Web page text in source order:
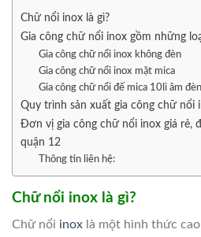
Chữ nổi inox là gì?
Gia công chữ nổi inox gồm những
Gia công chữ nổi inox không đèn
Gia công chữ nổi inox mặt mica
Gia công chữ nổi đế mica 10li âm
Quy trình sản xuất gia công chữ nổi
Đơn vị gia công chữ nổi inox giá rẻ,
quận 12
Thông tin liên hệ:
Chữ nổi inox là gì?
Chữ nổi inox là một hình thức